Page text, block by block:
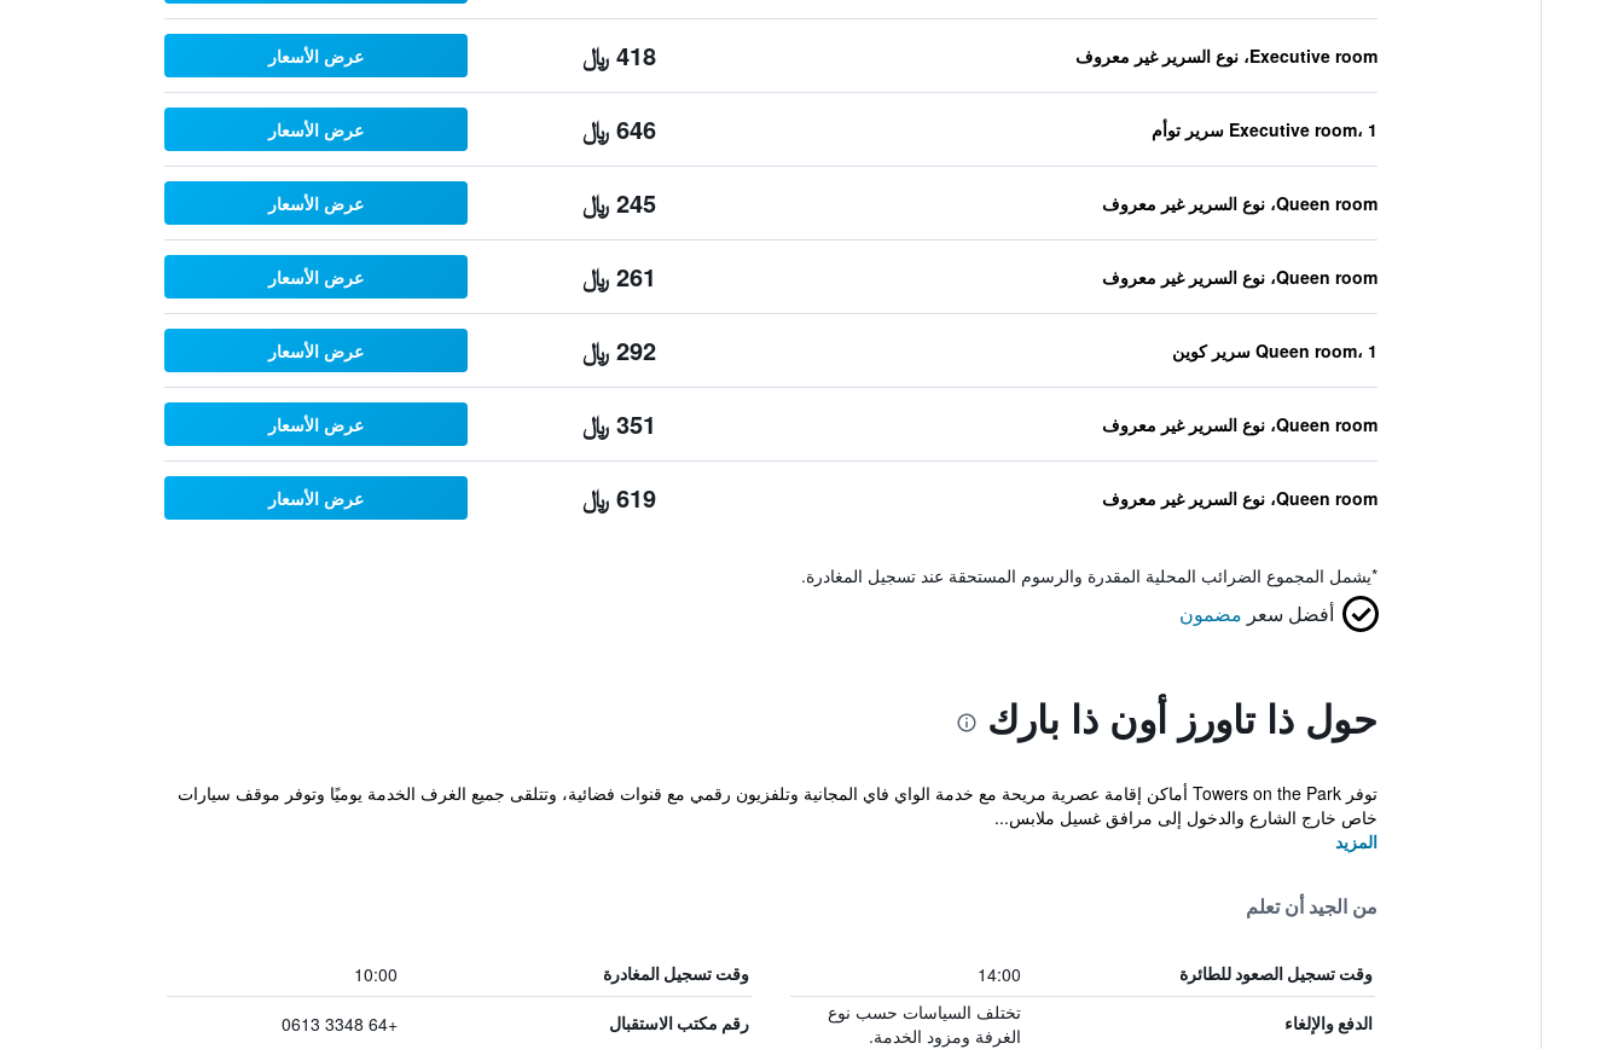
Executive room، نوع السرير غير معروف 418 ﷼ عرض الأسعار
Executive room، 1 سرير توأم 646 ﷼ عرض الأسعار
Queen room، نوع السرير غير معروف 245 ﷼ عرض الأسعار
Queen room، نوع السرير غير معروف 261 ﷼ عرض الأسعار
Queen room، 1 سرير كوين 292 ﷼ عرض الأسعار
Queen room، نوع السرير غير معروف 351 ﷼ عرض الأسعار
Queen room، نوع السرير غير معروف 619 ﷼ عرض الأسعار
*يشمل المجموع الضرائب المحلية المقدرة والرسوم المستحقة عند تسجيل المغادرة.
أفضل سعر مضمون
حول ذا تاورز أون ذا بارك
توفر Towers on the Park أماكن إقامة عصرية مريحة مع خدمة الواي فاي المجانية وتلفزيون رقمي مع قنوات فضائية، وتتلقى جميع الغرف الخدمة يوميًا وتوفر موقف سيارات
خاص خارج الشارع والدخول إلى مرافق غسيل ملابس...
المزيد
من الجيد أن تعلم
وقت تسجيل الصعود للطائرة 14:00 وقت تسجيل المغادرة 10:00
الدفع والإلغاء
تختلف السياسات حسب نوع
الغرفة ومزود الخدمة.
رقم مكتب الاستقبال +64 3348 0613